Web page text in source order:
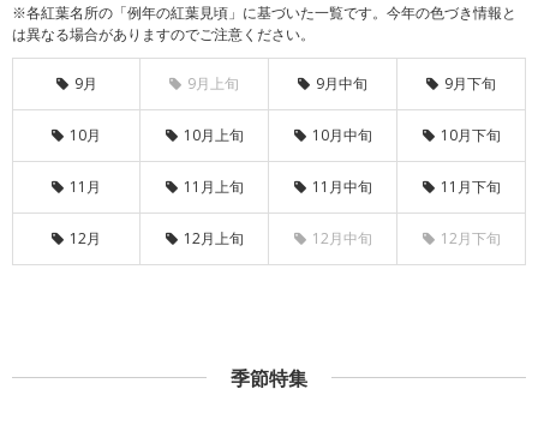
※各紅葉名所の「例年の紅葉見頃」に基づいた一覧です。今年の色づき情報と
は異なる場合がありますのでご注意ください。
9月 9月上旬 9月中旬 9月下旬
10月 10月上旬 10月中旬 10月下旬
11月 11月上旬 11月中旬 11月下旬
12月 12月上旬 12月中旬 12月下旬
季節特集